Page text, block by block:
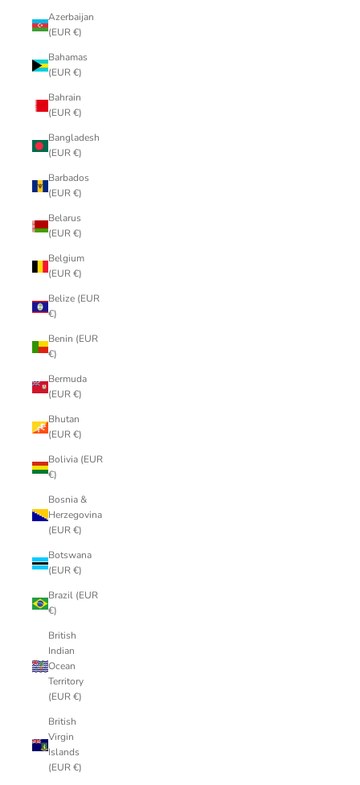
Azerbaijan
(EUR €)
Bahamas
(EUR €)
Bahrain
(EUR €)
Bangladesh
(EUR €)
Barbados
(EUR €)
Belarus
(EUR €)
Belgium
(EUR €)
Belize (EUR
€)
Benin (EUR
€)
Bermuda
(EUR €)
Bhutan
(EUR €)
Bolivia (EUR
€)
Bosnia &
Herzegovina
(EUR €)
Botswana
(EUR €)
Brazil (EUR
€)
British
Indian
Ocean
Territory
(EUR €)
British
Virgin
Islands
(EUR €)